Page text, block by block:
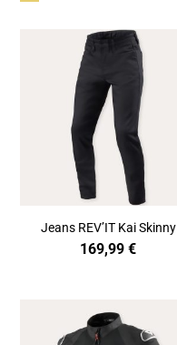
Jeans REV’IT Kai Skinny
169,99€